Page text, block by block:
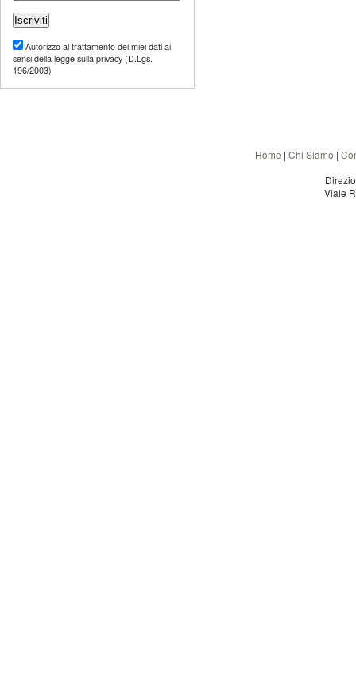
Autorizzo al trattamento dei miei dati ai
sensi della legge sulla privacy (D.Lgs.
196/2003)
Home | Chi Siamo |
Viale